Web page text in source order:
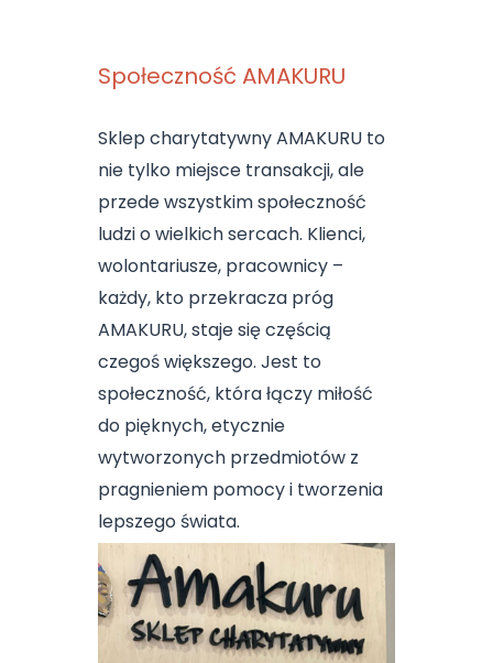
Społeczność AMAKURU
Sklep charytatywny AMAKURU to
nie tylko miejsce transakcji, ale
przede wszystkim społeczność
ludzi o wielkich sercach. Klienci,
wolontariusze, pracownicy –
każdy, kto przekracza próg
AMAKURU, staje się częścią
czegoś większego. Jest to
społeczność, która łączy miłość
do pięknych, etycznie
wytworzonych przedmiotów z
pragnieniem pomocy i tworzenia
lepszego świata.